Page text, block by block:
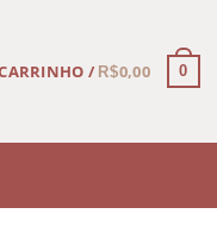
/ R$0,00 0